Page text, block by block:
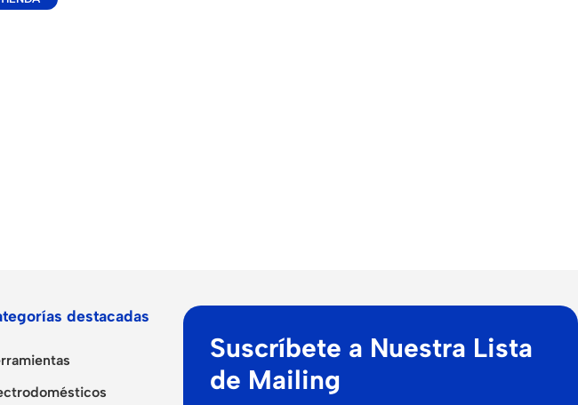
headphones
headphones
headsets
destacadas
Suscríbete a Nuestra Lista
de Mailing